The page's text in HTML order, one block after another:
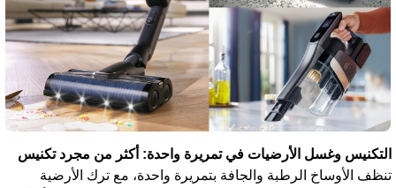
وغسل الأرضيات في تمريرة واحدة: أكثر من مجرد تكنيس
الأوساخ الرطبة والجافة بتمريرة واحدة، مع ترك الأرضية